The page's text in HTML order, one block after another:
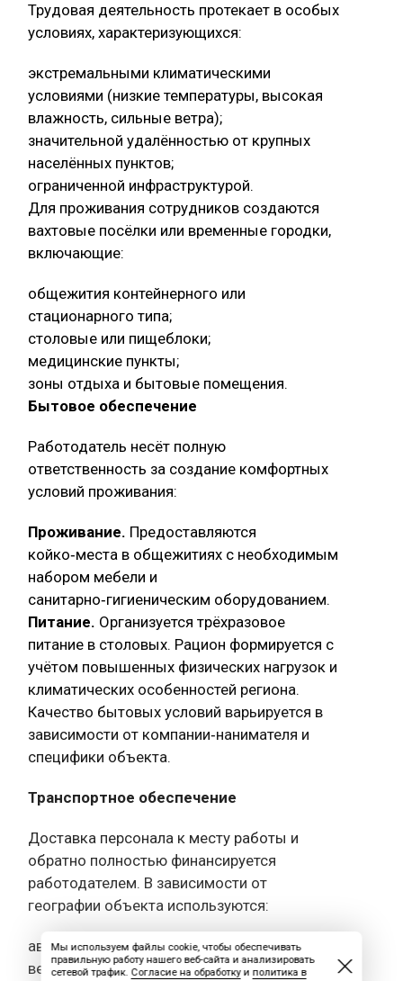
Трудовая деятельность протекает в особых
условиях, характеризующихся:
экстремальными климатическими
условиями (низкие температуры, высокая
влажность, сильные ветра);
значительной удалённостью от крупных
населённых пунктов;
ограниченной инфраструктурой.
Для проживания сотрудников создаются
вахтовые посёлки или временные городки,
включающие:
общежития контейнерного или
стационарного типа;
столовые или пищеблоки;
медицинские пункты;
зоны отдыха и бытовые помещения.
Бытовое обеспечение
Работодатель несёт полную
ответственность за создание комфортных
условий проживания:
Проживание. Предоставляются
койко‑места в общежитиях с необходимым
набором мебели и
санитарно‑гигиеническим оборудованием.
Питание. Организуется трёхразовое
питание в столовых. Рацион формируется с
учётом повышенных физических нагрузок и
климатических особенностей региона.
Качество бытовых условий варьируется в
зависимости от компании‑нанимателя и
специфики объекта.
Транспортное обеспечение
Доставка персонала к месту работы и
обратно полностью финансируется
работодателем. В зависимости от
географии объекта используются:
авиационный транспорт (самолёты,
вертолёты);
Мы используем файлы cookie, чтобы обеспечивать
правильную работу нашего веб-сайта и анализировать
сетевой трафик. Согласие на обработкуи политика в